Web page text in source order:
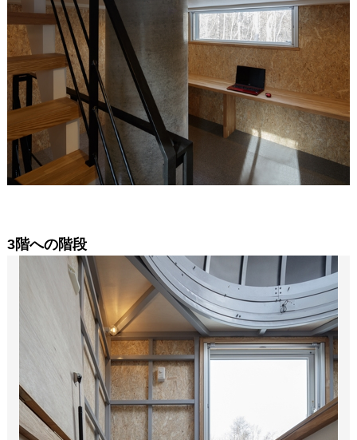
3階への階段